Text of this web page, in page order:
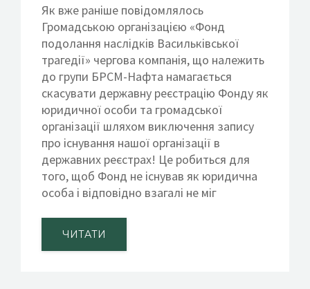
Як вже раніше повідомлялось
Громадською організацією «Фонд
подолання наслідків Васильківської
трагедії» чергова компанія, що належить
до групи БРСМ-Нафта намагається
скасувати державну реєстрацію Фонду як
юридичної особи та громадської
організації шляхом виключення запису
про існування нашої організації в
державних реєстрах! Це робиться для
того, щоб Фонд не існував як юридична
особа і відповідно взагалі не міг
ЧИТАТИ